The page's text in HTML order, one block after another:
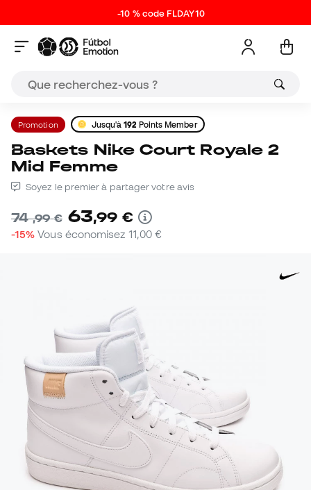
-10 % code FLDAY10
Promotion Jusqu'à192 Points Member
Baskets Nike Court Royale 2
Mid Femme
Soyez le premier à partager votre avis
74,99 € 63,99 €
-15% Vous économisez 11,00 €